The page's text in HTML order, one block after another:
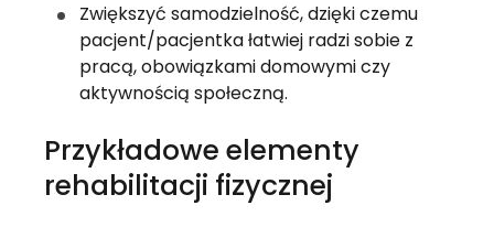
Zwiększyć samodzielność, dzięki czemu
pacjent/pacjentka łatwiej radzi sobie z
pracą, obowiązkami domowymi czy
aktywnością społeczną.
Przykładowe elementy
rehabilitacji fizycznej